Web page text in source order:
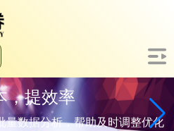
，提效率
量数据分析，帮助及时调整优化